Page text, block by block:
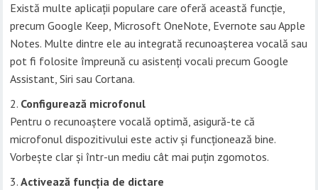
Există multe aplicații populare care oferă această funcție,
precum Google Keep, Microsoft OneNote, Evernote sau Apple
Notes. Multe dintre ele au integrată recunoașterea vocală sau
pot fi folosite împreună cu asistenți vocali precum Google
Assistant, Siri sau Cortana.
Configurează microfonul
Pentru o recunoaștere vocală optimă, asigură-te că
microfonul dispozitivului este activ și funcționează bine.
Vorbește clar și într-un mediu cât mai puțin zgomotos.
Activează funcția de dictare